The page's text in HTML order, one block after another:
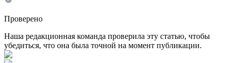
Проверено
Наша редакционная команда проверила эту статью, чтобы
убедиться, что она была точной на момент публикации.